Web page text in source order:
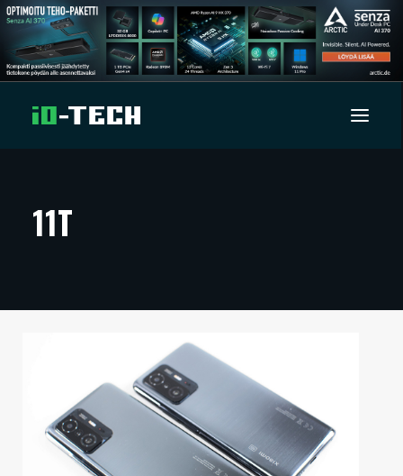
ARTIKKELIT
TECHBBS
KAUPPA
VAIHDA TEEMA
11T